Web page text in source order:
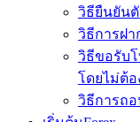
วิธียืนยัน
วิธีการฝา
วิธีขอรับ
โดยไม่ต้อ
วิธีการถอ